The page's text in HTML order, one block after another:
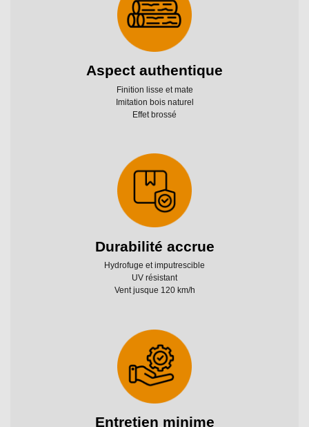
Imitation bois naturel
Effet brossé
Hydrofuge et imputrescible
UV résistant
Vent jusque 120 km/h